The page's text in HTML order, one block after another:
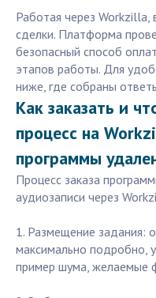
Работая через Workzilla,
сделки. Платформа
безопасный способ
этапов работы. Для
ниже, где собраны
Как заказать и
процесс на
программы
Процесс заказа
аудиозаписи через
1. Размещение задания:
максимально подробно,
пример шума, желаемые